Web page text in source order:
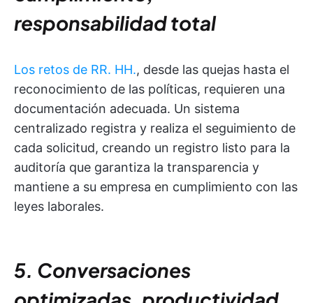
responsabilidad total
Los retos de RR. HH., desde las quejas hasta el
reconocimiento de las políticas, requieren una
documentación adecuada. Un sistema
centralizado registra y realiza el seguimiento de
cada solicitud, creando un registro listo para la
auditoría que garantiza la transparencia y
mantiene a su empresa en cumplimiento con las
leyes laborales.
5. Conversaciones